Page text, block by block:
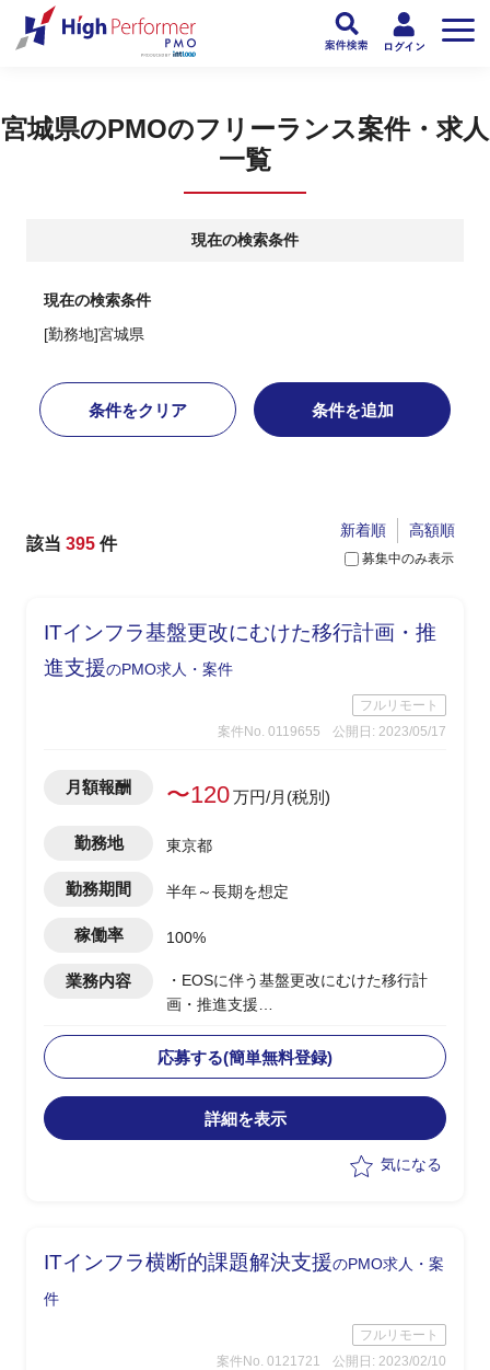
宮城県のPMOのフリーランス案件・求人
一覧
現在の検索条件
現在の検索条件
[勤務地]宮城県
条件をクリア 条件を追加
該当 395 件
募集中のみ表示
新着順 高額順
ITインフラ基盤更改にむけた移行計画・推
進支援のPMO求人・案件
フルリモート
案件No. 0119655
公開日: 2023/05/17
月額報酬 〜120万円/月(税別)
勤務地 東京都
勤務期間 半年～長期を想定
稼働率 100%
業務内容
・EOSに伴う基盤更改にむけた移行計
画・推進支援
・関係者との調整、連携対応
・2023年12月～2024年1月にかけて移行
リハーサルの実施
応募する(簡単無料登録)
詳細を表示
気になる
ITインフラ横断的課題解決支援のPMO求人・案
件
フルリモート
案件No. 0121721
公開日: 2023/02/10